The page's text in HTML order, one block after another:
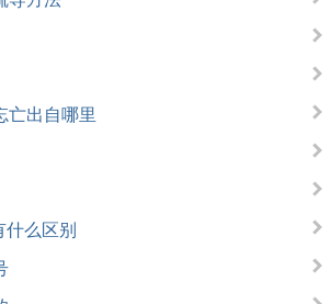
亡出自哪里
么区别